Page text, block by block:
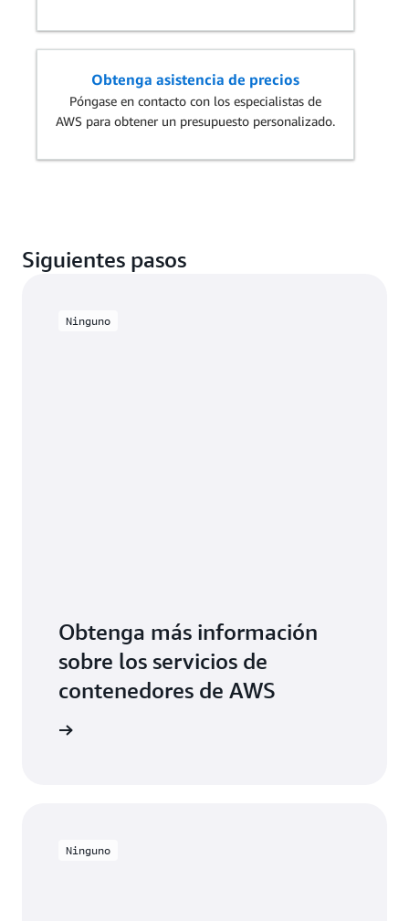
Cargos mensuales por computación de
Fargate =
Cargos mensuales por memoria
Cargos mensuales por computación
Obtenga asistencia de precios
Póngase en contacto con los especialistas de
AWS para obtener un presupuesto personalizado.
Siguientes pasos
Ninguno
Obtenga más información
sobre los servicios de
contenedores de AWS
Ninguno